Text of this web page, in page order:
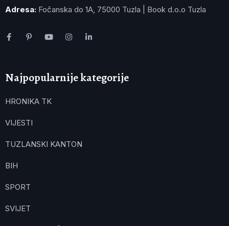
Adresa: Fočanska do 1A, 75000 Tuzla | Book d.o.o Tuzla
Najpopularnije kategorije
HRONIKA TK
VIJESTI
TUZLANSKI KANTON
BIH
SPORT
SVIJET